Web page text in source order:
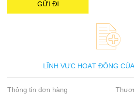
LĨNH VỰC HOẠT ĐỘNG
Thông tin đơn hàng